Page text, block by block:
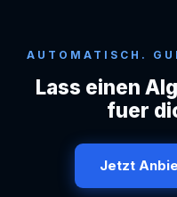
AUTOMATISCH.
Lass einen
fuer
Jetzt